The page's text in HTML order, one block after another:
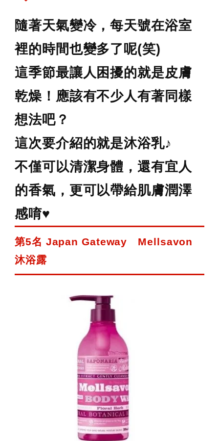
隨著天氣變冷，每天號在浴室
裡的時間也變多了呢(笑)
這季節最讓人困擾的就是皮膚
乾燥！應該有不少人有著同樣
想法吧？
這次要介紹的就是沐浴乳♪
不僅可以清潔身體，還有宜人
的香氣，更可以帶給肌膚潤澤
感唷♥
第5名 Japan Gateway Mellsavon
沐浴露